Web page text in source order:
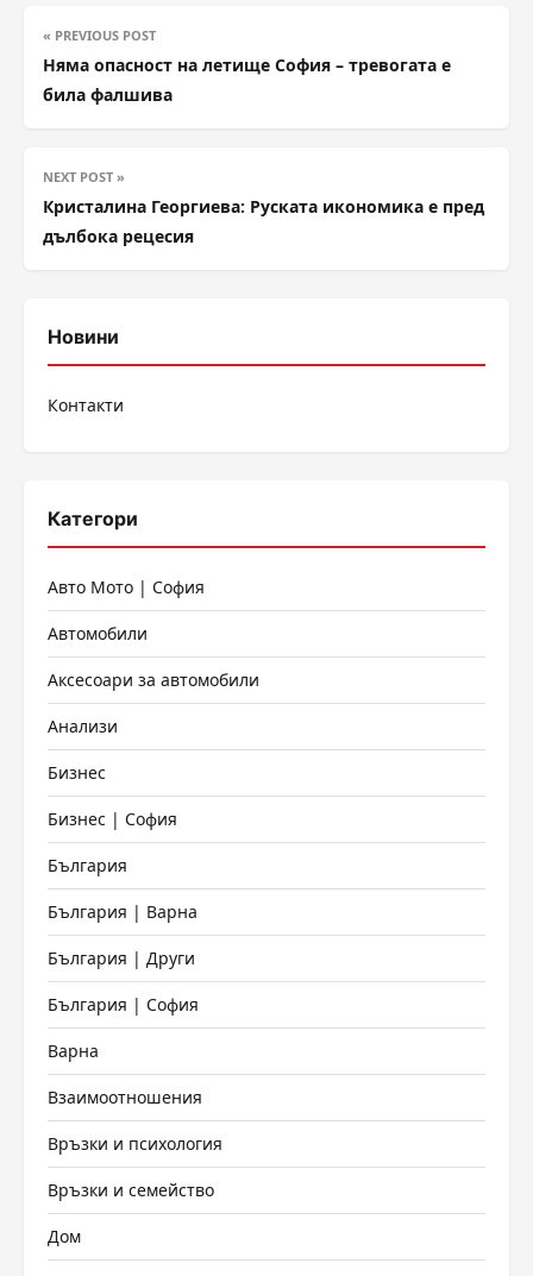
« PREVIOUS POST
Няма опасност на летище София – тревогата е
била фалшива
NEXT POST »
Кристалина Георгиева: Руската икономика е пред
дълбока рецесия
Новини
Контакти
Категори
Авто Мото | София
Автомобили
Аксесоари за автомобили
Анализи
Бизнес
Бизнес | София
България
България | Варна
България | Други
България | София
Варна
Взаимоотношения
Връзки и психология
Връзки и семейство
Дом